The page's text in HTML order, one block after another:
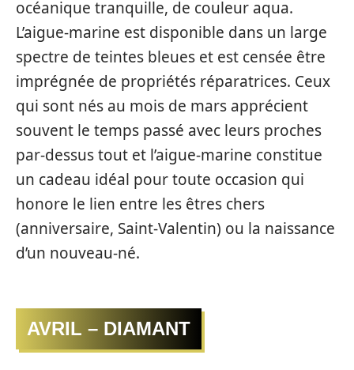
océanique tranquille, de couleur aqua.
L’aigue-marine est disponible dans un large
spectre de teintes bleues et est censée être
imprégnée de propriétés réparatrices. Ceux
qui sont nés au mois de mars apprécient
souvent le temps passé avec leurs proches
par-dessus tout et l’aigue-marine constitue
un cadeau idéal pour toute occasion qui
honore le lien entre les êtres chers
(anniversaire, Saint-Valentin) ou la naissance
d’un nouveau-né.
AVRIL – DIAMANT